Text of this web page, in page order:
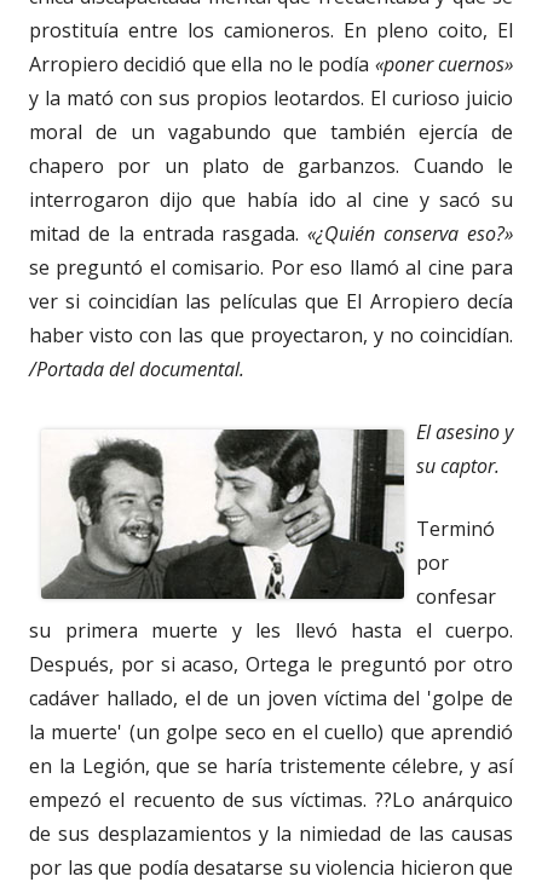
prostituía entre los camioneros. En pleno coito, El
Arropiero decidió que ella no le podía «poner cuernos»
y la mató con sus propios leotardos. El curioso juicio
moral de un vagabundo que también ejercía de
chapero por un plato de garbanzos. Cuando le
interrogaron dijo que había ido al cine y sacó su
mitad de la entrada rasgada.«¿Quién conserva eso?»
se preguntó el comisario. Por eso llamó al cine para
ver si coincidían las películas que El Arropiero decía
haber visto con las que proyectaron, y no coincidían.
/Portada del documental.
El asesino y
su captor.
Terminó
por
confesar
su primera muerte y les llevó hasta el cuerpo.
Después, por si acaso, Ortega le preguntó por otro
cadáver hallado, el de un joven víctima del 'golpe de
la muerte' (un golpe seco en el cuello) que aprendió
en la Legión, que se haría tristemente célebre, y así
empezó el recuento de sus víctimas. ??Lo anárquico
de sus desplazamientos y la nimiedad de las causas
por las que podía desatarse su violencia hicieron que